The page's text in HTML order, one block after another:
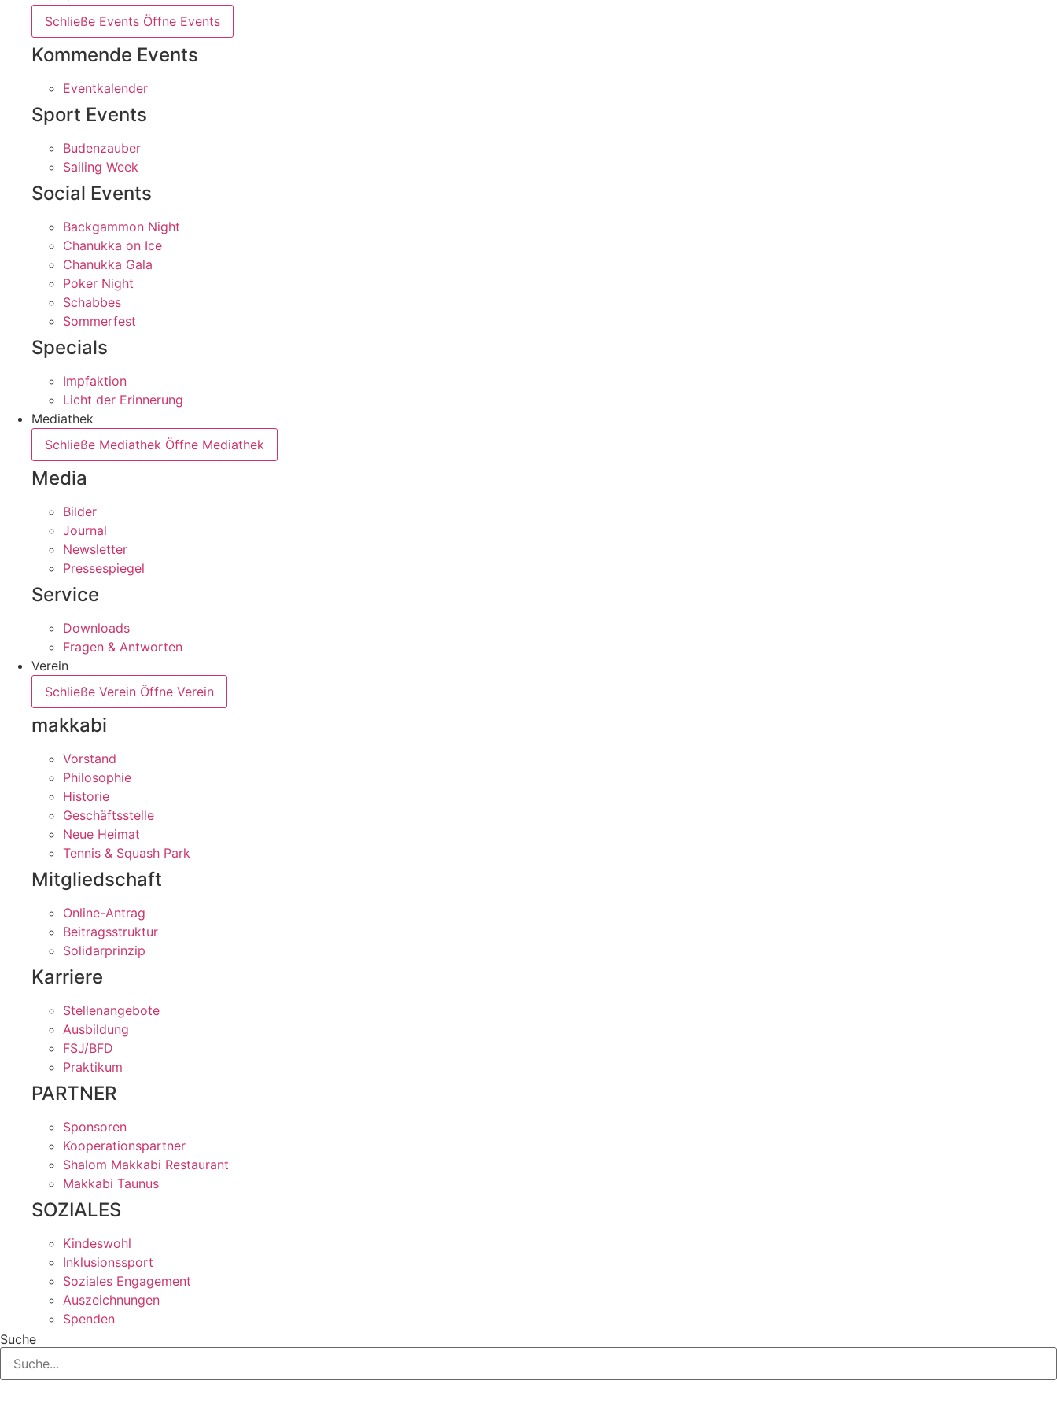
Schließe Events Öffne Events
Kommende Events
Eventkalender
Sport Events
Budenzauber
Sailing Week
Social Events
Backgammon Night
Chanukka on Ice
Chanukka Gala
Poker Night
Schabbes
Sommerfest
Specials
Impfaktion
Licht der Erinnerung
Mediathek
Schließe Mediathek Öffne Mediathek
Media
Bilder
Journal
Newsletter
Pressespiegel
Service
Downloads
Fragen & Antworten
Verein
Schließe Verein Öffne Verein
makkabi
Vorstand
Philosophie
Historie
Geschäftsstelle
Neue Heimat
Tennis & Squash Park
Mitgliedschaft
Online-Antrag
Beitragsstruktur
Solidarprinzip
Karriere
Stellenangebote
Ausbildung
FSJ/BFD
Praktikum
PARTNER
Sponsoren
Kooperationspartner
Shalom Makkabi Restaurant
Makkabi Taunus
SOZIALES
Kindeswohl
Inklusionssport
Soziales Engagement
Auszeichnungen
Spenden
Suche